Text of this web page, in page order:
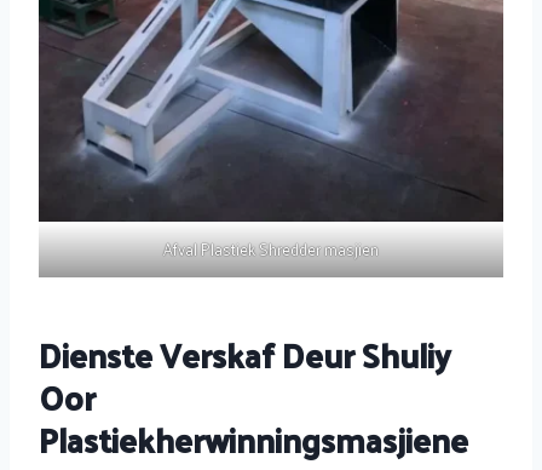
Afval Plastiek Shredder masjien
Dienste Verskaf Deur Shuliy
Oor
Plastiekherwinningsmasjiene